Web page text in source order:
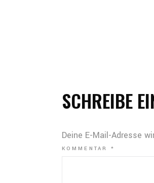
SCHREIBE
Deine E-Mail-Adresse
KOMMENTAR*